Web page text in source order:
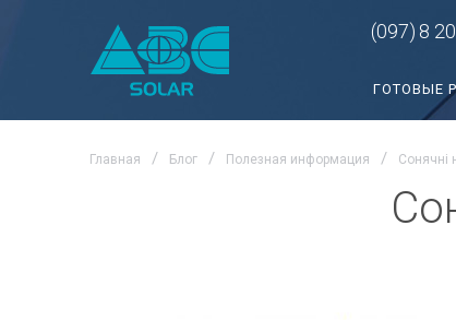
(097) 8
ГОТОВЫЕ
Главная Блог Полезная информация Сонячні